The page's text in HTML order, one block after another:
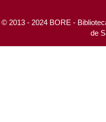
© 2013 - 2024 BORE -
de